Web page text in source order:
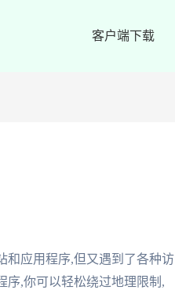
客户端下载
和应用程序,但又遇到了各种访
序,你可以轻松绕过地理限制,